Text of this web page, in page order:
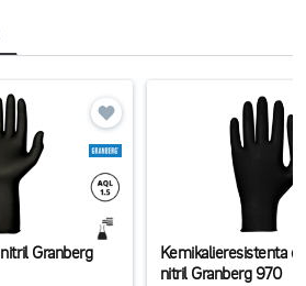
Granberg
Kemikalieresistenta
nitril Granberg 970